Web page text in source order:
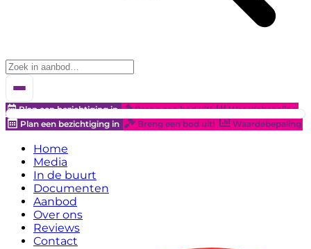
Plan een bezichtiging in Breng een bod uit!
Waardebepaling
Plan een bezichtiging in
Breng een bod uit! Waardebepaling
Home
Media
In de buurt
Documenten
Aanbod
Over ons
Reviews
Contact